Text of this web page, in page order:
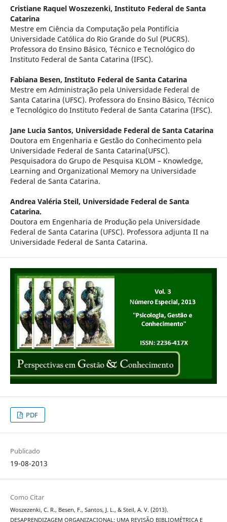
Cristiane Raquel Woszezenki, Instituto Federal de Santa
Catarina
Mestre em Ciência da Computação pela Pontifícia
Universidade Católica do Rio Grande do Sul (PUCRS).
Professora do Ensino Básico, Técnico e Tecnológico do
Instituto Federal de Santa Catarina (IFSC).
Fabiana Besen, Instituto Federal de Santa Catarina
Mestre em Administração pela Universidade Federal de
Santa Catarina (UFSC). Professora do Ensino Básico, Técnico
e Tecnológico do Instituto Federal de Santa Catarina (IFSC).
Jane Lucia Santos, Universidade Federal de Santa Catarina
Doutora em Engenharia e Gestão do Conhecimento pela
Universidade Federal de Santa Catarina(UFSC).
Pesquisadora do Grupo de Pesquisa KLOM – Knowledge,
Learning and Organizational Memory na Universidade
Federal de Santa Catarina.
Andrea Valéria Steil, Universidade Federal de Santa
Catarina.
Doutora em Engenharia de Produção pela Universidade
Federal de Santa Catarina (UFSC). Professora adjunta II na
Universidade Federal de Santa Catarina.
PDF
Publicado
19-08-2013
Como Citar
Woszezenki, C. R., Besen, F., Santos, J. L., & Steil, A. V. (2013).
DESAPRENDIZAGEM ORGANIZACIONAL: UMA REVISÃO BIBLIOMÉTRICA E